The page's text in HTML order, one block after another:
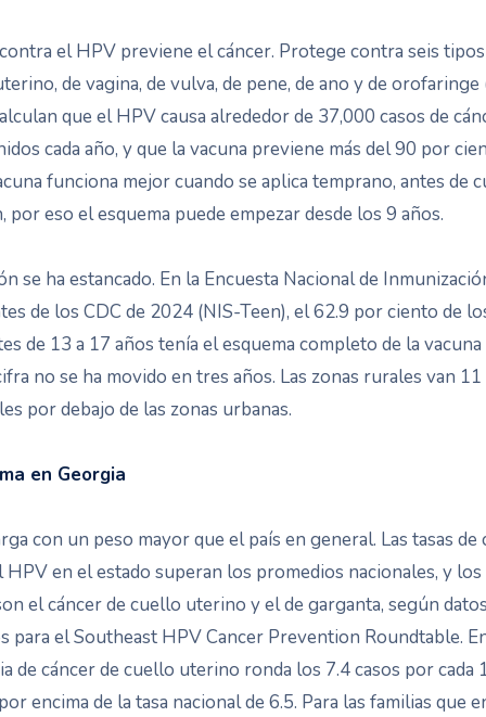
el HPV previene el cáncer. Protege contra seis
de vagina, de vulva, de pene, de ano y de orofaringe
que el HPV causa alrededor de 37,000 casos de
cada año, y que la vacuna previene más del 90 por
funciona mejor cuando se aplica temprano, antes de
por eso el esquema puede empezar desde los 9 años.
se ha estancado. En la Encuesta Nacional de
de los CDC de 2024 (NIS-Teen), el 62.9 por ciento de
de 13 a 17 años tenía el esquema completo de la
no se ha movido en tres años. Las zonas rurales van
por debajo de las zonas urbanas.
en Georgia
con un peso mayor que el país en general. Las tasas de
HPV en el estado superan los promedios nacionales, y los
el cáncer de cuello uterino y el de garganta, según
para el Southeast HPV Cancer Prevention Roundtable.
de cáncer de cuello uterino ronda los 7.4 casos por cada
encima de la tasa nacional de 6.5. Para las familias que